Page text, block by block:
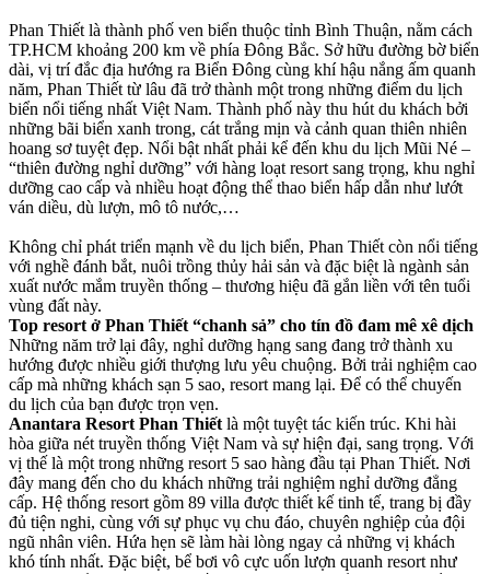
Phan Thiết là thành phố ven biển thuộc tỉnh Bình Thuận, nằm cách
TP.HCM khoảng 200 km về phía Đông Bắc. Sở hữu đường bờ biển
dài, vị trí đắc địa hướng ra Biển Đông cùng khí hậu nắng ấm quanh
năm, Phan Thiết từ lâu đã trở thành một trong những điểm du lịch
biển nổi tiếng nhất Việt Nam. Thành phố này thu hút du khách bởi
những bãi biển xanh trong, cát trắng mịn và cảnh quan thiên nhiên
hoang sơ tuyệt đẹp. Nổi bật nhất phải kể đến khu du lịch Mũi Né –
“thiên đường nghỉ dưỡng” với hàng loạt resort sang trọng, khu nghỉ
dưỡng cao cấp và nhiều hoạt động thể thao biển hấp dẫn như lướt
ván diều, dù lượn, mô tô nước,…
Không chỉ phát triển mạnh về du lịch biển, Phan Thiết còn nổi tiếng
với nghề đánh bắt, nuôi trồng thủy hải sản và đặc biệt là ngành sản
xuất nước mắm truyền thống – thương hiệu đã gắn liền với tên tuổi
vùng đất này.
Top resort ở Phan Thiết “chanh sả” cho tín đồ đam mê xê dịch
Những năm trở lại đây, nghỉ dưỡng hạng sang đang trở thành xu
hướng được nhiều giới thượng lưu yêu chuộng. Bởi trải nghiệm cao
cấp mà những khách sạn 5 sao, resort mang lại. Để có thể chuyến
du lịch của bạn được trọn vẹn.
Anantara Resort Phan Thiết là một tuyệt tác kiến trúc. Khi hài
hòa giữa nét truyền thống Việt Nam và sự hiện đại, sang trọng. Với
vị thế là một trong những resort 5 sao hàng đầu tại Phan Thiết. Nơi
đây mang đến cho du khách những trải nghiệm nghỉ dưỡng đẳng
cấp. Hệ thống resort gồm 89 villa được thiết kế tinh tế, trang bị đầy
đủ tiện nghi, cùng với sự phục vụ chu đáo, chuyên nghiệp của đội
ngũ nhân viên. Hứa hẹn sẽ làm hài lòng ngay cả những vị khách
khó tính nhất. Đặc biệt, bể bơi vô cực uốn lượn quanh resort như